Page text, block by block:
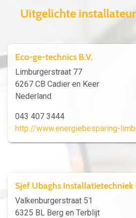
Uitgelichte
Eco-ge-technics B.V.
Limburgerstraat 77
6267 CB Cadier en Keer
Nederland
043 407 3444
http://www.energiebesparing-
Sjef Ubaghs Installatietechniek
Valkenburgerstraat 51
6325 BL Berg en Terblijt